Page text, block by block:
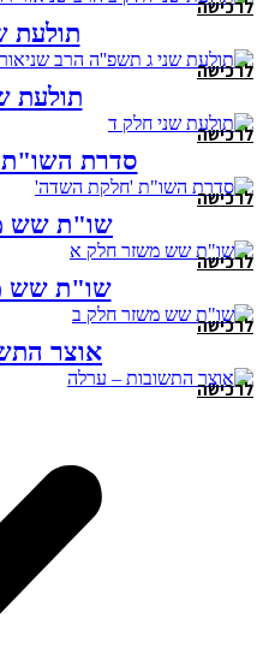
לרכישה
תולעת
לרכישה
תולעת
לרכישה
סדרת
לרכישה
שו"ת שש
לרכישה
שו"ת שש
לרכישה
אוצר
לרכישה